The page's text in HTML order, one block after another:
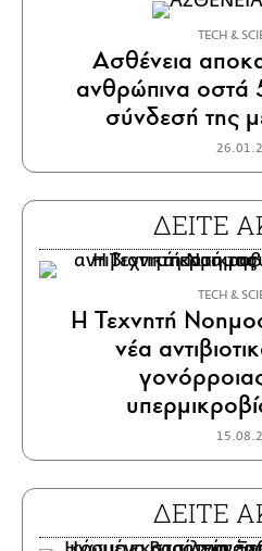
ΤECH &
Ασθένεια
ανθρώπινα οστά
σύνδεσή της
ΔΕΙΤΕ
ΤECH &
Η Τεχνητή
νέα
ΔΕΙΤΕ